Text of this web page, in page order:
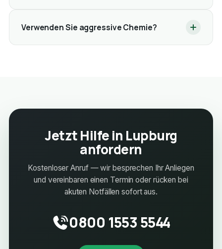
Verwenden Sie aggressive Chemie?
Jetzt Hilfe in Lupburg
anfordern
Kostenloser Anruf — wir besprechen Ihr Anliegen
und vereinbaren einen Termin oder rücken bei
akuten Notfällen sofort aus.
0800 1553 5544